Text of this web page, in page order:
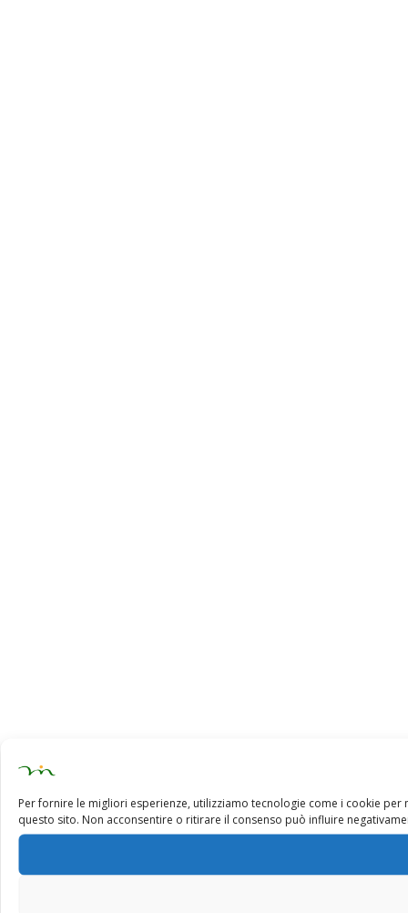
Per fornire le migliori esperienze, utilizziamo tecnologie come i cookie
questo sito. Non acconsentire o ritirare il consenso può influire